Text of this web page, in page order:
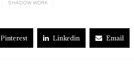
SHADOW WORK
Pinterest Linkedin Email